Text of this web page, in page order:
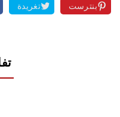
تغريدة بنترست